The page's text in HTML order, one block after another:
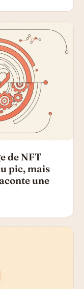
de NFT
pic, mais
une